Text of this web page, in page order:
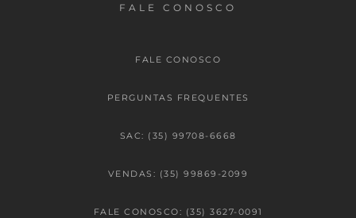
FALE CONOSCO
FALE CONOSCO
PERGUNTAS FREQUENTES
SAC: (35) 99708-6668
VENDAS: (35) 99869-2099
FALE CONOSCO: (35) 3627-0091